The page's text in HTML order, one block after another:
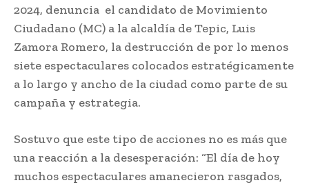
2024, denuncia el candidato de Movimiento
Ciudadano (MC) a la alcaldía de Tepic, Luis
Zamora Romero, la destrucción de por lo menos
siete espectaculares colocados estratégicamente
a lo largo y ancho de la ciudad como parte de su
campaña y estrategia.
Sostuvo que este tipo de acciones no es más que
una reacción a la desesperación: “El día de hoy
muchos espectaculares amanecieron rasgados,